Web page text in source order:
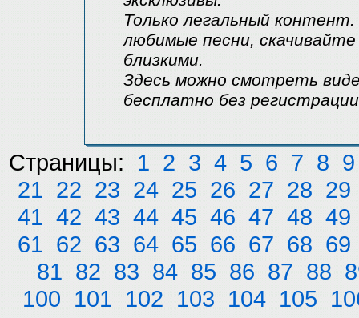
Только легальный
любимые песни,
близкими.
Здесь можно смотреть
бесплатно без
Страницы: 1 2 3 4 5 6 7 8 9
21 22 23 24 25 26 27 28 29
41 42 43 44 45 46 47 48 49
61 62 63 64 65 66 67 68 69
81 82 83 84 85 86 87 88
100 101 102 103 104 105